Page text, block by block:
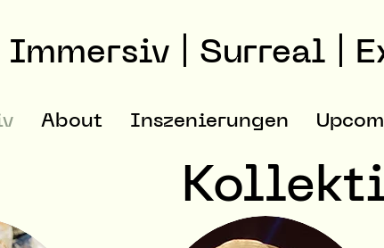
Immersiv | Surreal |
About Inszenierungen